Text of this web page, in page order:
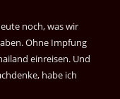
noch, was wir
Ohne Impfung
einreisen. Und
habe ich